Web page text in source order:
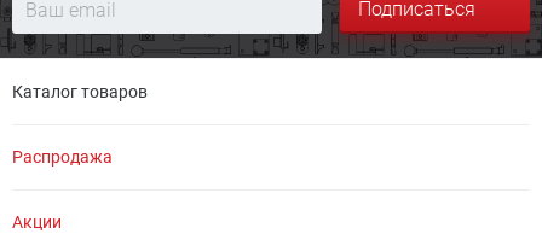
Подписаться
Каталог товаров
Распродажа
Акции